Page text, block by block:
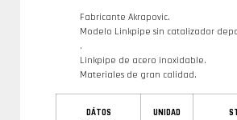
Fabricante Akrapovic.
Modelo Linkpipe sin catalizador
.
Linkpipe de acero inoxidable.
Materiales de gran calidad.
DÁTOS
UNIDAD